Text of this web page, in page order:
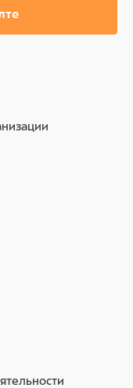
Зерновые
Масла и жиры
Дрожжи.
29%, Сырой жир
влаги 7%.
кг.Регуляторы
мг/кг.
Зерновые
Масла и жиры
Дрожжи.